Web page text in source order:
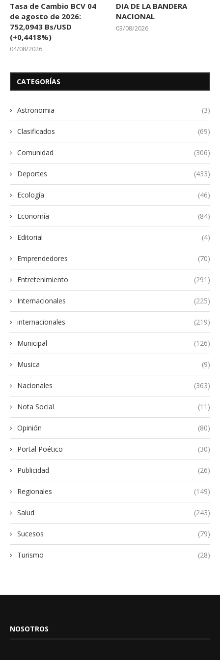
Tasa de Cambio BCV 04
de agosto de 2026:
752,0943 Bs/USD
(+0,4418%)
04/08/2026
DIA DE LA BANDERA
NACIONAL
03/08/2026
CATEGORÍAS
Astronomia (3)
Clasificados (69)
Comunidad (306)
Deportes (433)
Ecología (46)
Economía (84)
Editorial (4)
Emprendedores (70)
Entretenimiento (291)
Internacionales (225)
internacionales (219)
Municipal (126)
Musica (9)
Nacionales (363)
Nota Social (11)
Opinión (80)
Portal Poético (30)
Publicidad (26)
Regionales (149)
Salud (243)
Sucesos (79)
Turismo (28)
NOSOTROS